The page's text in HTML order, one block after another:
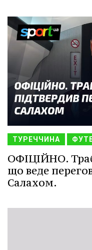
ТУРЕЧЧИНА
ОФІЦІЙНО.
що веде
Салахом.